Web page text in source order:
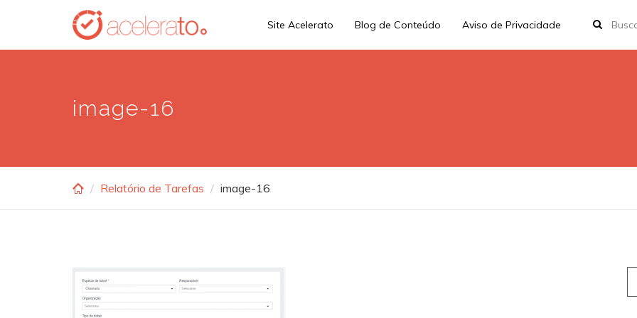
main
Site Acelerato Blog de Conteúdo Aviso de Privacidade
image-16
Relatório de Tarefas image-16